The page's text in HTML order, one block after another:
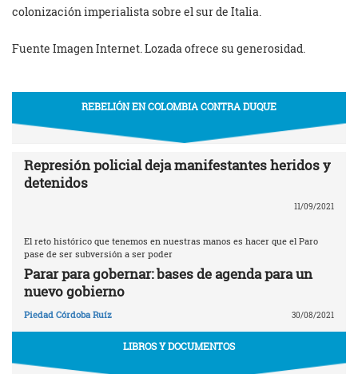
colonización imperialista sobre el sur de Italia.
Fuente Imagen Internet. Lozada ofrece su generosidad.
REBELIÓN EN COLOMBIA CONTRA DUQUE
Represión policial deja manifestantes heridos y
detenidos
11/09/2021
El reto histórico que tenemos en nuestras manos es hacer que el Paro
pase de ser subversión a ser poder
Parar para gobernar: bases de agenda para un
nuevo gobierno
Piedad Córdoba Ruíz 30/08/2021
LIBROS Y DOCUMENTOS